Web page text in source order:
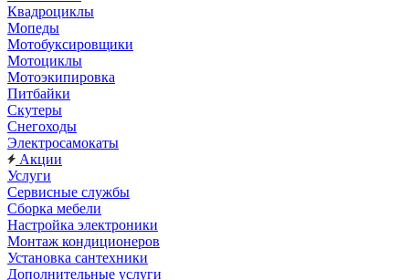
Квадроциклы
Мопеды
Мотобуксировщики
Мотоциклы
Мотоэкипировка
Питбайки
Скутеры
Снегоходы
Электросамокаты
Акции
Услуги
Сервисные службы
Сборка мебели
Настройка электроники
Монтаж кондиционеров
Установка сантехники
Дополнительные услуги